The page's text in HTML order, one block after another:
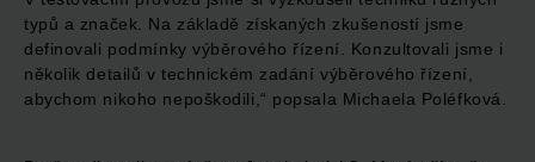
typů a značek. Na základě získaných zkušeností jsme
definovali podmínky výběrového řízení. Konzultovali jsme i
několik detailů v technickém zadání výběrového řízení,
abychom nikoho nepoškodili,“ popsala Michaela Poléfková.